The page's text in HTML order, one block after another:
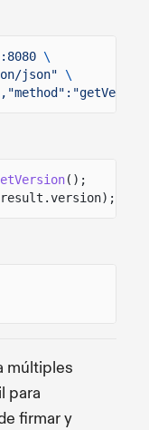
\
json" \
();
múltiples
para
firmar y